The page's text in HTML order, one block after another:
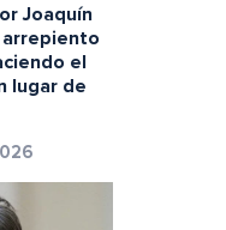
Joaquín
arrepiento
el
lugar de